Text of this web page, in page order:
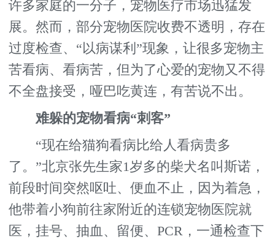
许多家庭的一分子，宠物医疗市场迅猛发
展。然而，部分宠物医院收费不透明，存在
过度检查、“以病谋利”现象，让很多宠物主
苦看病、看病苦，但为了心爱的宠物又不得
不全盘接受，哑巴吃黄连，有苦说不出。
难躲的宠物看病“刺客”
“现在给猫狗看病比给人看病贵多
了。”北京张先生家1岁多的柴犬名叫斯诺，
前段时间突然呕吐、便血不止，因为着急，
他带着小狗前往家附近的连锁宠物医院就
医，挂号、抽血、留便、PCR，一通检查下